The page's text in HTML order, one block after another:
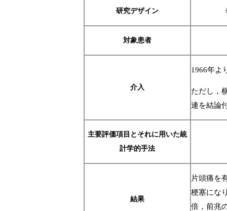
研究デザイン
対象患者
介入
1966年よ
ただし，
連を結論
主要評価項目とそれに用いた統
計学的手法
結果
片頭痛を
梗塞にな
倍，前兆